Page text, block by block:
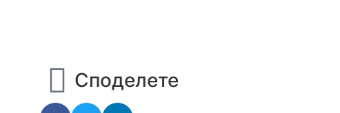
Споделете